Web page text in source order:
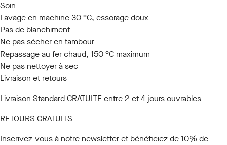
Soin
Lavage en machine 30 °C, essorage doux
Pas de blanchiment
Ne pas sécher en tambour
Repassage au fer chaud, 150 °C maximum
Ne pas nettoyer à sec
Livraison et retours
Livraison Standard GRATUITE entre 2 et 4 jours ouvrables
RETOURS GRATUITS
Inscrivez-vous à notre newsletteret bénéficiez de 10% de